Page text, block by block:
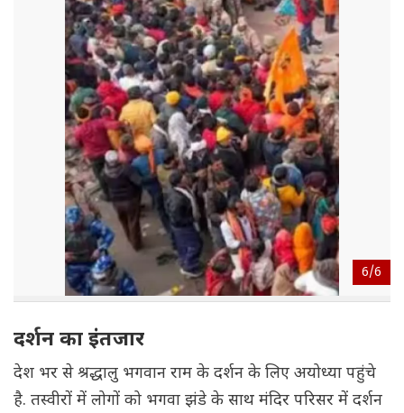
6/6
दर्शन का इंतजार
देश भर से श्रद्धालु भगवान राम के दर्शन के लिए अयोध्या पहुंचे
है. तस्वीरों में लोगों को भगवा झंडे के साथ मंदिर परिसर में दर्शन